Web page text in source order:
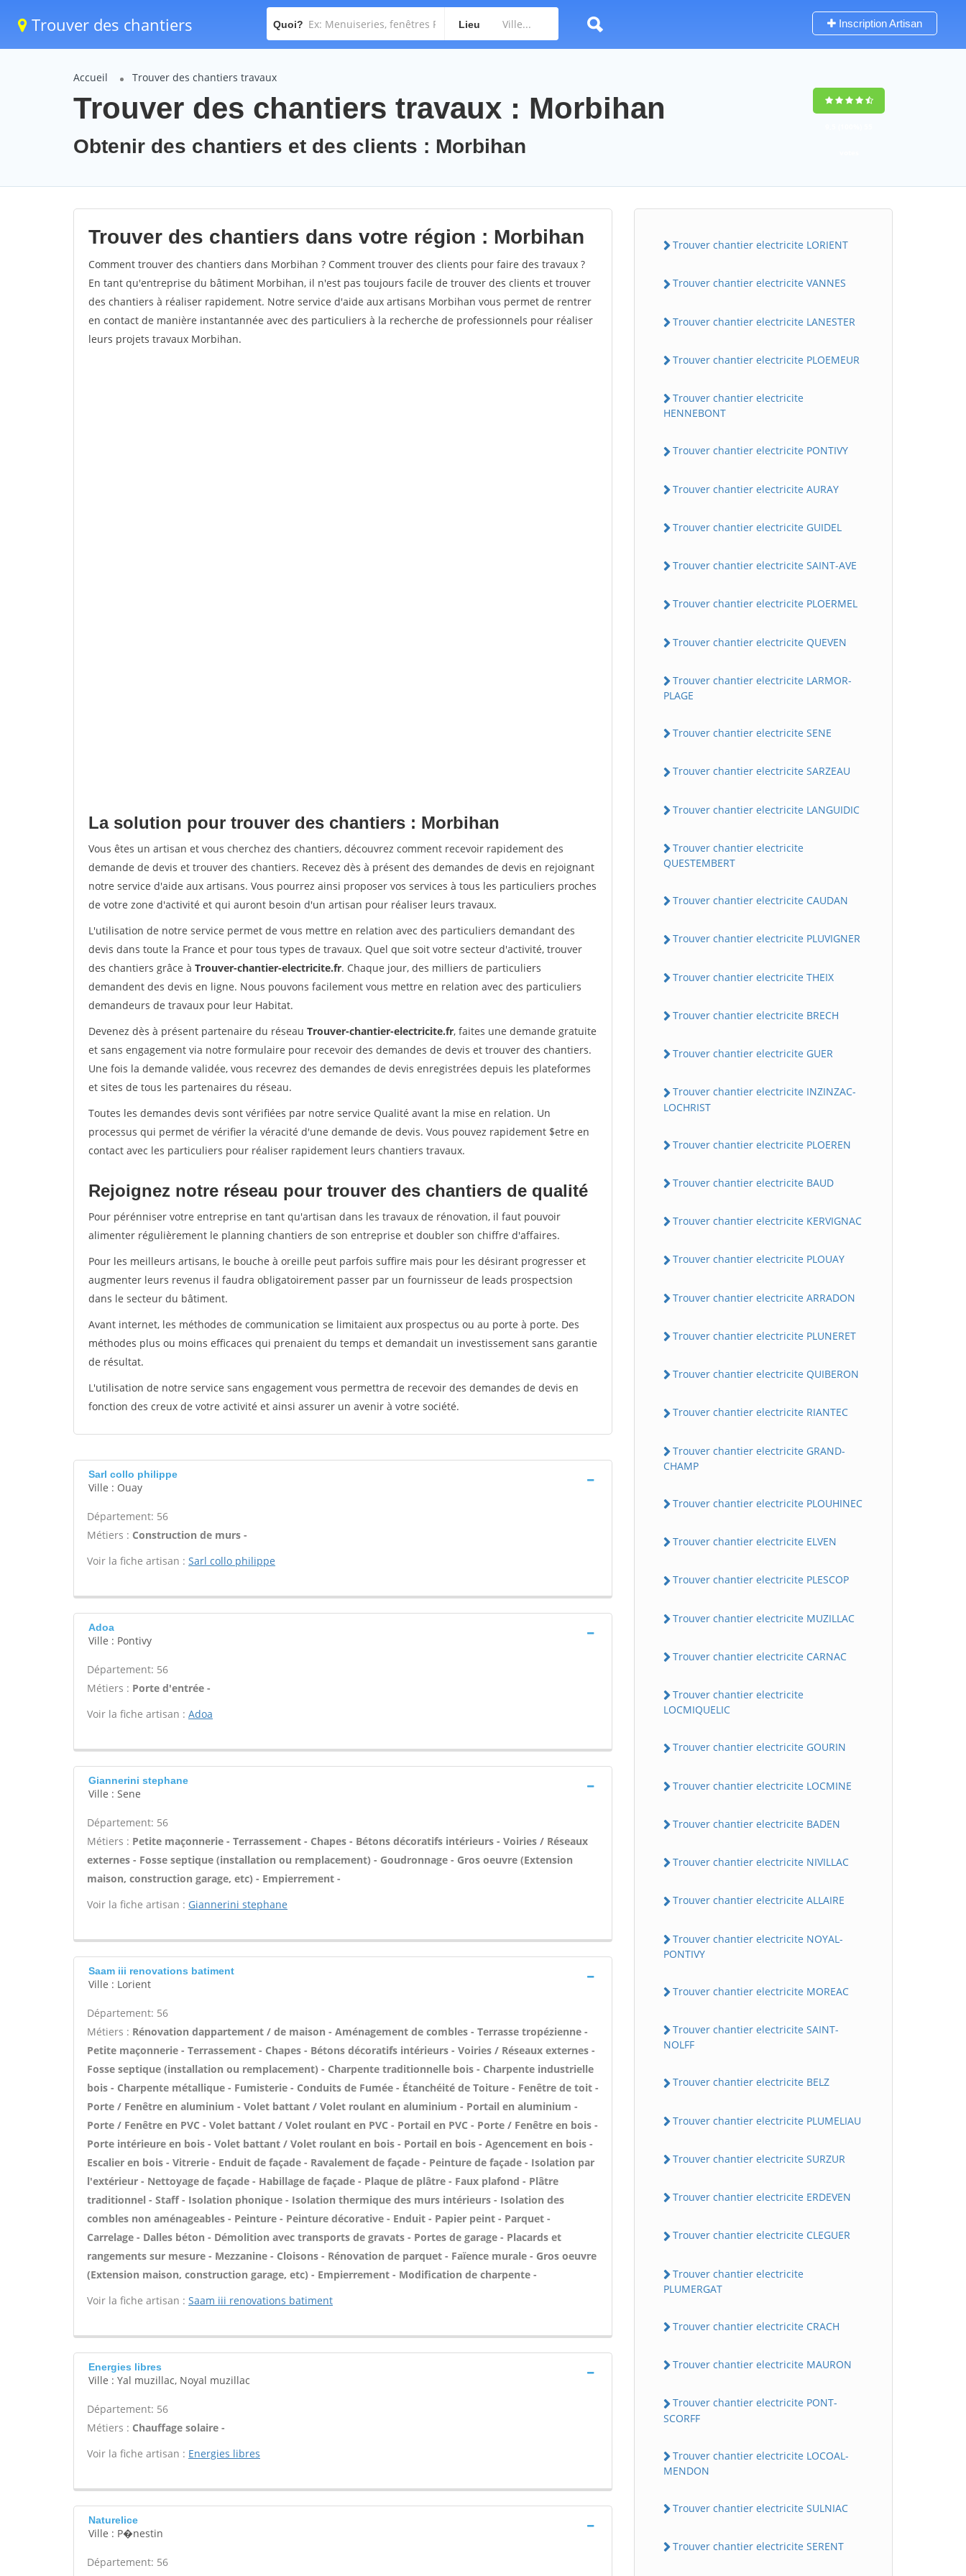
Trouver des chantiers Quoi? Lieu Inscription Artisan
Accueil Trouver des chantiers travaux
Trouver des chantiers travaux : Morbihan
Obtenir des chantiers et des clients : Morbihan
Trouver des chantiers dans votre région : Morbihan
Comment trouver des chantiers dans Morbihan ? Comment trouver des clients pour faire des travaux ?
En tant qu'entreprise du bâtiment Morbihan, il n'est pas toujours facile de trouver des clients et trouver
des chantiers à réaliser rapidement. Notre service d'aide aux artisans Morbihan vous permet de rentrer
en contact de manière instantannée avec des particuliers à la recherche de professionnels pour réaliser
leurs projets travaux Morbihan.
La solution pour trouver des chantiers : Morbihan
Vous êtes un artisan et vous cherchez des chantiers, découvrez comment recevoir rapidement des
demande de devis et trouver des chantiers. Recevez dès à présent des demandes de devis en rejoignant
notre service d'aide aux artisans. Vous pourrez ainsi proposer vos services à tous les particuliers proches
de votre zone d'activité et qui auront besoin d'un artisan pour réaliser leurs travaux.
L'utilisation de notre service permet de vous mettre en relation avec des particuliers demandant des
devis dans toute la France et pour tous types de travaux. Quel que soit votre secteur d'activité, trouver
des chantiers grâce à Trouver-chantier-electricite.fr. Chaque jour, des milliers de particuliers
demandent des devis en ligne. Nous pouvons facilement vous mettre en relation avec des particuliers
demandeurs de travaux pour leur Habitat.
Devenez dès à présent partenaire du réseau Trouver-chantier-electricite.fr, faites une demande gratuite
et sans engagement via notre formulaire pour recevoir des demandes de devis et trouver des chantiers.
Une fois la demande validée, vous recevrez des demandes de devis enregistrées depuis les plateformes
et sites de tous les partenaires du réseau.
Toutes les demandes devis sont vérifiées par notre service Qualité avant la mise en relation. Un
processus qui permet de vérifier la véracité d'une demande de devis. Vous pouvez rapidement $etre en
contact avec les particuliers pour réaliser rapidement leurs chantiers travaux.
Rejoignez notre réseau pour trouver des chantiers de qualité
Pour pérénniser votre entreprise en tant qu'artisan dans les travaux de rénovation, il faut pouvoir
alimenter régulièrement le planning chantiers de son entreprise et doubler son chiffre d'affaires.
Pour les meilleurs artisans, le bouche à oreille peut parfois suffire mais pour les désirant progresser et
augmenter leurs revenus il faudra obligatoirement passer par un fournisseur de leads prospectsion
dans le secteur du bâtiment.
Avant internet, les méthodes de communication se limitaient aux prospectus ou au porte à porte. Des
méthodes plus ou moins efficaces qui prenaient du temps et demandait un investissement sans garantie
de résultat.
L'utilisation de notre service sans engagement vous permettra de recevoir des demandes de devis en
fonction des creux de votre activité et ainsi assurer un avenir à votre société.
Sarl collo philippe
Ville : Ouay
Département: 56
Métiers : Construction de murs -
Voir la fiche artisan : Sarl collo philippe
Adoa
Ville : Pontivy
Département: 56
Métiers : Porte d'entrée -
Voir la fiche artisan : Adoa
Giannerini stephane
Ville : Sene
Département: 56
Métiers : Petite maçonnerie - Terrassement - Chapes - Bétons décoratifs intérieurs - Voiries / Réseaux
externes - Fosse septique (installation ou remplacement) - Goudronnage - Gros oeuvre (Extension
maison, construction garage, etc) - Empierrement -
Voir la fiche artisan : Giannerini stephane
Saam iii renovations batiment
Ville : Lorient
Département: 56
Métiers : Rénovation dappartement / de maison - Aménagement de combles - Terrasse tropézienne -
Petite maçonnerie - Terrassement - Chapes - Bétons décoratifs intérieurs - Voiries / Réseaux externes -
Fosse septique (installation ou remplacement) - Charpente traditionnelle bois - Charpente industrielle
bois - Charpente métallique - Fumisterie - Conduits de Fumée - Étanchéité de Toiture - Fenêtre de toit -
Porte / Fenêtre en aluminium - Volet battant / Volet roulant en aluminium - Portail en aluminium -
Porte / Fenêtre en PVC - Volet battant / Volet roulant en PVC - Portail en PVC - Porte / Fenêtre en bois -
Porte intérieure en bois - Volet battant / Volet roulant en bois - Portail en bois - Agencement en bois -
Escalier en bois - Vitrerie - Enduit de façade - Ravalement de façade - Peinture de façade - Isolation par
l'extérieur - Nettoyage de façade - Habillage de façade - Plaque de plâtre - Faux plafond - Plâtre
traditionnel - Staff - Isolation phonique - Isolation thermique des murs intérieurs - Isolation des
combles non aménageables - Peinture - Peinture décorative - Enduit - Papier peint - Parquet -
Carrelage - Dalles béton - Démolition avec transports de gravats - Portes de garage - Placards et
rangements sur mesure - Mezzanine - Cloisons - Rénovation de parquet - Faïence murale - Gros oeuvre
(Extension maison, construction garage, etc) - Empierrement - Modification de charpente -
Voir la fiche artisan : Saam iii renovations batiment
Energies libres
Ville : Yal muzillac, Noyal muzillac
Département: 56
Métiers : Chauffage solaire -
Voir la fiche artisan : Energies libres
Naturelice
Ville : P�nestin
Département: 56
Trouver chantier electricite LORIENT
Trouver chantier electricite VANNES
Trouver chantier electricite LANESTER
Trouver chantier electricite PLOEMEUR
Trouver chantier electricite
HENNEBONT
Trouver chantier electricite PONTIVY
Trouver chantier electricite AURAY
Trouver chantier electricite GUIDEL
Trouver chantier electricite SAINT-AVE
Trouver chantier electricite PLOERMEL
Trouver chantier electricite QUEVEN
Trouver chantier electricite LARMOR-
PLAGE
Trouver chantier electricite SENE
Trouver chantier electricite SARZEAU
Trouver chantier electricite LANGUIDIC
Trouver chantier electricite
QUESTEMBERT
Trouver chantier electricite CAUDAN
Trouver chantier electricite PLUVIGNER
Trouver chantier electricite THEIX
Trouver chantier electricite BRECH
Trouver chantier electricite GUER
Trouver chantier electricite INZINZAC-
LOCHRIST
Trouver chantier electricite PLOEREN
Trouver chantier electricite BAUD
Trouver chantier electricite KERVIGNAC
Trouver chantier electricite PLOUAY
Trouver chantier electricite ARRADON
Trouver chantier electricite PLUNERET
Trouver chantier electricite QUIBERON
Trouver chantier electricite RIANTEC
Trouver chantier electricite GRAND-
CHAMP
Trouver chantier electricite PLOUHINEC
Trouver chantier electricite ELVEN
Trouver chantier electricite PLESCOP
Trouver chantier electricite MUZILLAC
Trouver chantier electricite CARNAC
Trouver chantier electricite
LOCMIQUELIC
Trouver chantier electricite GOURIN
Trouver chantier electricite LOCMINE
Trouver chantier electricite BADEN
Trouver chantier electricite NIVILLAC
Trouver chantier electricite ALLAIRE
Trouver chantier electricite NOYAL-
PONTIVY
Trouver chantier electricite MOREAC
Trouver chantier electricite SAINT-
NOLFF
Trouver chantier electricite BELZ
Trouver chantier electricite PLUMELIAU
Trouver chantier electricite SURZUR
Trouver chantier electricite ERDEVEN
Trouver chantier electricite CLEGUER
Trouver chantier electricite
PLUMERGAT
Trouver chantier electricite CRACH
Trouver chantier electricite MAURON
Trouver chantier electricite PONT-
SCORFF
Trouver chantier electricite LOCOAL-
MENDON
Trouver chantier electricite SULNIAC
Trouver chantier electricite SERENT